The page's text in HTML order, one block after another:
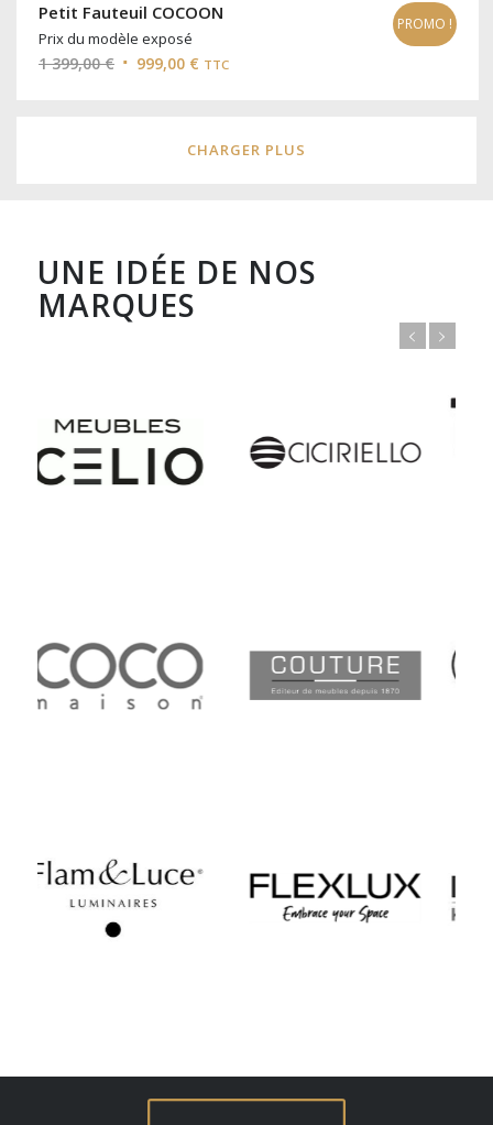
Petit Fauteuil COCOON
Prix du modèle exposé
1 399,00€ Le 999,00 € Le
est :
TTC
PROMO !
CHARGER PLUS
UNE IDÉE DE NOS
MARQUES